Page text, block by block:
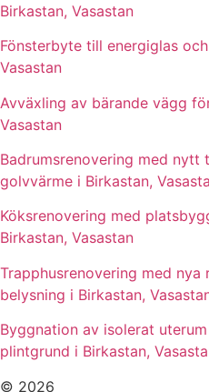
Birkastan, Vasastan
Fönsterbyte till energiglas
Vasastan
Avväxling av bärande vägg
Vasastan
Badrumsrenovering med nytt
golvvärme i Birkastan,
Köksrenovering med
Birkastan, Vasastan
Trapphusrenovering med nya
belysning i Birkastan,
Byggnation av isolerat
plintgrund i Birkastan,
© 2026